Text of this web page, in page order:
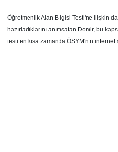
Öğretmenlik Alan Bilgisi Testi'ne ilişkin
hazırladıklarını anımsatan Demir, bu
testi en kısa zamanda ÖSYM'nin internet